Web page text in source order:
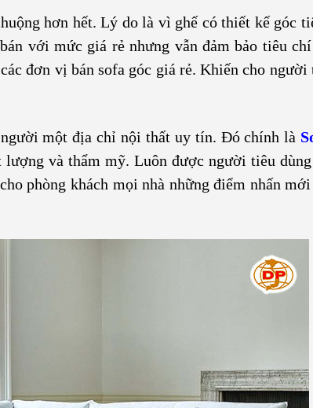
hơn hết. Lý do là vì ghế có thiết kế góc
với mức giá rẻ nhưng vẫn đảm bảo tiêu chí
đơn vị bán sofa góc giá rẻ. Khiến cho người
một địa chỉ nội thất uy tín. Đó chính là
và thẩm mỹ. Luôn được người tiêu dùng
phòng khách mọi nhà những điểm nhấn